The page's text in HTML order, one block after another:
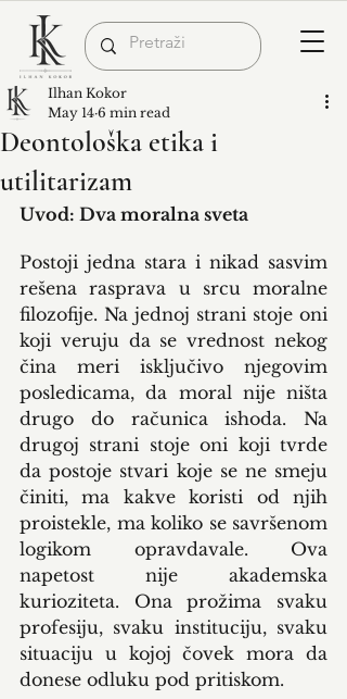
Deontološka etika i
utilitarizam
Ilhan Kokor
May 14 6 min read
Uvod: Dva moralna sveta
Postoji jedna stara i nikad sasvim
rešena rasprava u srcu moralne
filozofije. Na jednoj strani stoje oni
koji veruju da se vrednost nekog
čina meri isključivo njegovim
posledicama, da moral nije ništa
drugo do računica ishoda. Na
drugoj strani stoje oni koji tvrde
da postoje stvari koje se ne smeju
činiti, ma kakve koristi od njih
proistekle, ma koliko se savršenom
logikom opravdavale. Ova
napetost nije akademska
kurioziteta. Ona prožima svaku
profesiju, svaku instituciju, svaku
situaciju u kojoj čovek mora da
donese odluku pod pritiskom.